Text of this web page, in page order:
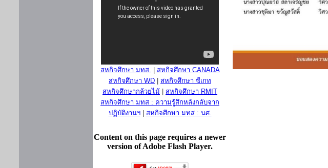
สหกิจศึกษา มทส.
สหกิจศึกษา CANADA
สหกิจศึกษา WD
สหกิจศึกษา ซีเกท
สหกิจศึกษากล้วยไม้
สหกิจศึกษา RMIT
สหกิจศึกษา มทส : ความรู้สึกหลังกลับจาก
ปฏิบัติงานฯ| สหกิจศึกษา มทส : นศ.
Content on this page requires a newer
version of Adobe Flash Player.